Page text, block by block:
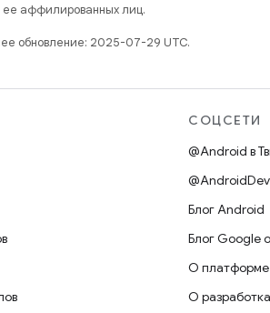
аффилированных лиц.
обновление: 2025-07-29 UTC.
СОЦСЕТИ
@Android в
@AndroidDev
Блог Android
Блог Google
О платформе
О